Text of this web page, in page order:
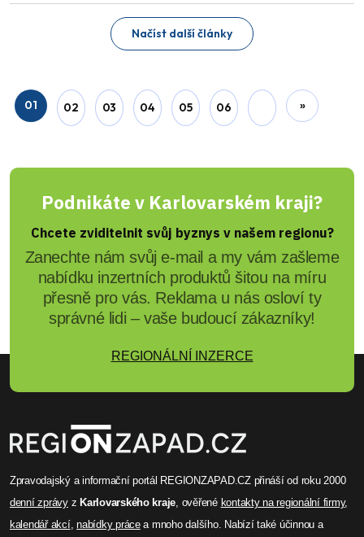
Načíst další články
01 02 03 04 05 06 »
Podnikáte v Karlovarském kraji?
Chcete zviditelnit svůj byznys v našem regionu?
Zanechte nám svůj e-mail a my vám zašleme
nabídku inzertních produktů šitou na míru
přesně pro vás. Reklama u nás osloví ty
správné lidi – vaše budoucí zákazníky!
REGIONÁLNÍ INZERCE
Zpravodajský a informační portál REGIONZAPAD.CZ přináší od roku 2000
denní zprávyzKarlovarského kraje , ověřené kontakty na regionální firmy,
kalendář akcí,nabídky prácea mnoho dalšího. Nabízí také účinnou a